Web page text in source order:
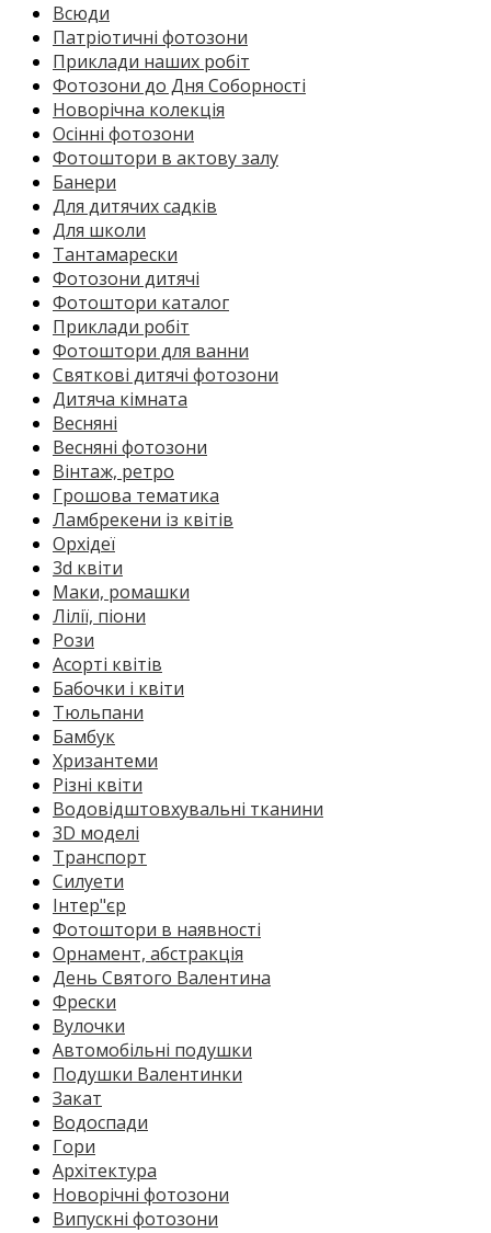
Всюди
Патріотичні фотозони
Приклади наших робіт
Фотозони до Дня Соборності
Новорічна колекція
Осінні фотозони
Фотоштори в актову залу
Банери
Для дитячих садків
Для школи
Тантамарески
Фотозони дитячі
Фотоштори каталог
Приклади робіт
Фотоштори для ванни
Святкові дитячі фотозони
Дитяча кімната
Весняні
Весняні фотозони
Вінтаж, ретро
Грошова тематика
Ламбрекени із квітів
Орхідеї
3d квіти
Маки, ромашки
Лілії, піони
Рози
Асорті квітів
Бабочки і квіти
Тюльпани
Бамбук
Хризантеми
Різні квіти
Водовідштовхувальні тканини
3D моделі
Транспорт
Силуети
Інтер"єр
Фотоштори в наявності
Орнамент, абстракція
День Святого Валентина
Фрески
Вулочки
Автомобільні подушки
Подушки Валентинки
Закат
Водоспади
Гори
Архітектура
Новорічні фотозони
Випускні фотозони